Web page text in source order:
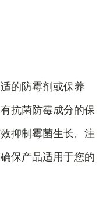
的防霉剂或保养
抗菌防霉成分的保
抑制霉菌生长。注
保产品适用于您的